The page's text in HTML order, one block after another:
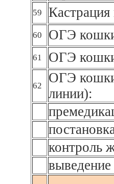
59 Кастрация
60 ОГЭ
61 ОГЭ
62
ОГЭ
линии):
контроль
выведение